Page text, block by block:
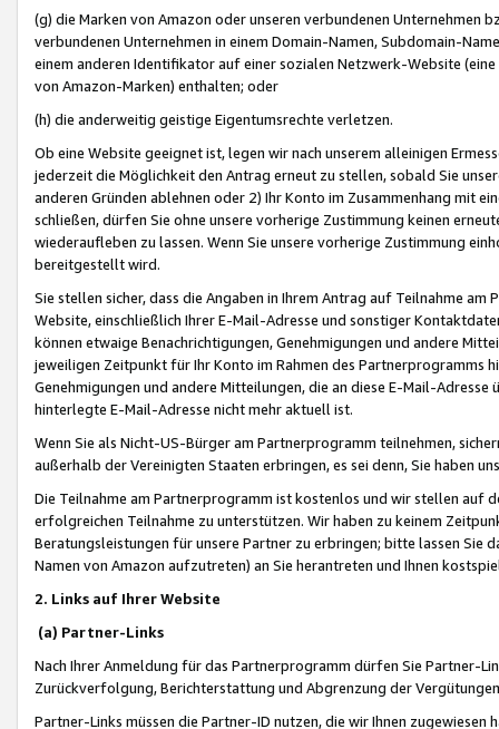
(g) die Marken von Amazon oder unseren verbundenen Unternehmen
verbundenen Unternehmen in einem Domain-Namen, Subdomain-
einem anderen Identifikator auf einer sozialen Netzwerk-Website
von Amazon-Marken) enthalten; oder
(h) die anderweitig geistige Eigentumsrechte verletzen.
Ob eine Website geeignet ist, legen wir nach unserem alleinigen
jederzeit die Möglichkeit den Antrag erneut zu stellen, sobald Sie
anderen Gründen ablehnen oder 2) Ihr Konto im Zusammenhang mit
schließen, dürfen Sie ohne unsere vorherige Zustimmung keinen
wiederaufleben zu lassen. Wenn Sie unsere vorherige Zustimmung
bereitgestellt wird.
Sie stellen sicher, dass die Angaben in Ihrem Antrag auf Teilnahme
Website, einschließlich Ihrer E-Mail-Adresse und sonstiger
können etwaige Benachrichtigungen, Genehmigungen und andere
jeweiligen Zeitpunkt für Ihr Konto im Rahmen des Partnerprogramms
Genehmigungen und andere Mitteilungen, die an diese E-Mail-
hinterlegte E-Mail-Adresse nicht mehr aktuell ist.
Wenn Sie als Nicht-US-Bürger am Partnerprogramm teilnehmen,
außerhalb der Vereinigten Staaten erbringen, es sei denn, Sie haben
Die Teilnahme am Partnerprogramm ist kostenlos und wir stellen auf
erfolgreichen Teilnahme zu unterstützen. Wir haben zu keinem
Beratungsleistungen für unsere Partner zu erbringen; bitte lassen Sie
Namen von Amazon aufzutreten) an Sie herantreten und Ihnen
2. Links auf Ihrer Website
(a) Partner-Links
Nach Ihrer Anmeldung für das Partnerprogramm dürfen Sie Partner-
Zurückverfolgung, Berichterstattung und Abgrenzung der
Partner-Links müssen die Partner-ID nutzen, die wir Ihnen zugewiesen